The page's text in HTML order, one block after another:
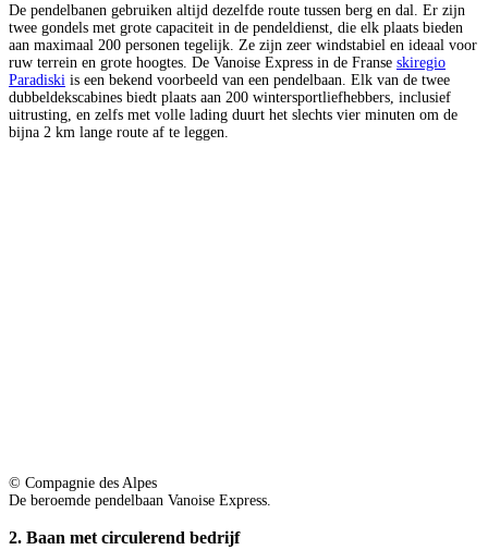
De pendelbanen gebruiken altijd dezelfde route tussen berg en dal. Er zijn
twee gondels met grote capaciteit in de pendeldienst, die elk plaats bieden
aan maximaal 200 personen tegelijk. Ze zijn zeer windstabiel en ideaal voor
ruw terrein en grote hoogtes. De Vanoise Express in de Franse skiregio
Paradiski is een bekend voorbeeld van een pendelbaan. Elk van de twee
dubbeldekscabines biedt plaats aan 200 wintersportliefhebbers, inclusief
uitrusting, en zelfs met volle lading duurt het slechts vier minuten om de
bijna 2 km lange route af te leggen.
© Compagnie des Alpes
De beroemde pendelbaan Vanoise Express.
2. Baan met circulerend bedrijf